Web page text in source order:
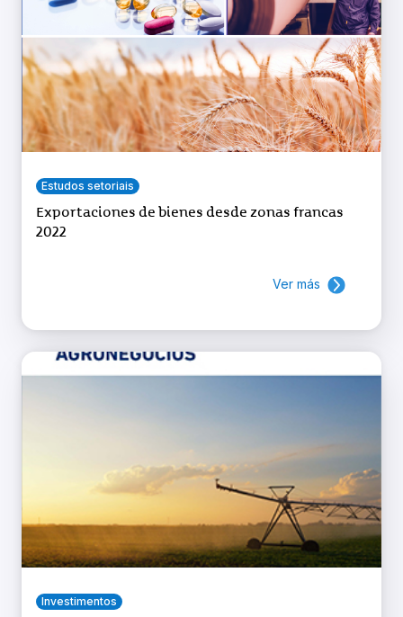
Estudos setoriais
Exportaciones de bienes desde zonas francas
2022
Ver más
Investimentos